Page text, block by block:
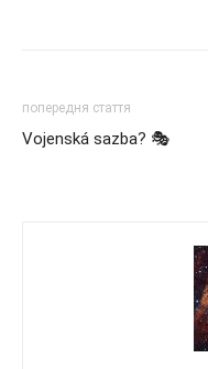
попередня стаття
Vojenská sazba? 🎭